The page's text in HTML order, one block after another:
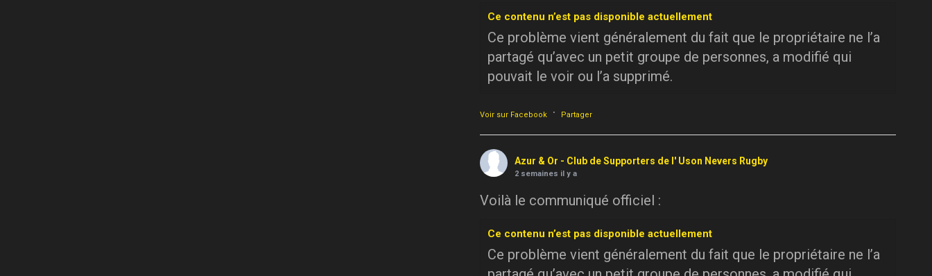
Ce contenu n’est pas disponible actuellement
Ce problème vient généralement du fait que le propriétaire ne l’a
partagé qu’avec un petit groupe de personnes, a modifié qui
pouvait le voir ou l’a supprimé.
Voir sur Facebook · Partager
Azur & Or - Club de Supporters de l' Uson Nevers Rugby
2 semaines il y a
Voilà le communiqué officiel :
Ce contenu n’est pas disponible actuellement
Ce problème vient généralement du fait que le propriétaire ne l’a